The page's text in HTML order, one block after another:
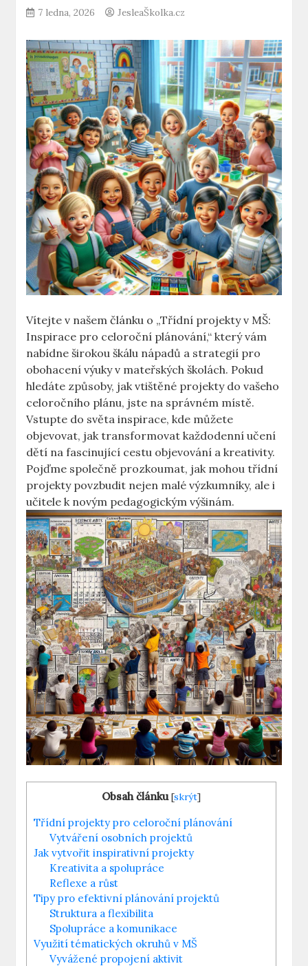
7 ledna, 2026 JesleaŠkolka.cz
Vítejte v našem článku o „Třídní projekty v MŠ:
Inspirace pro celoroční plánování,“ který vám
nabídne širokou škálu nápadů a strategií pro
obohacení výuky v mateřských školách. Pokud
hledáte způsoby, jak vtištěné projekty do vašeho
celoročního plánu, jste na správném místě.
Vstupte do světa inspirace, kde můžete
objevovat, jak transformovat každodenní učení
dětí na fascinující cestu objevování a kreativity.
Pojďme společně prozkoumat, jak mohou třídní
projekty povzbudit nejen malé výzkumníky, ale i
učitele k novým pedagogickým výšinám.
Obsah článku [skrýt]
Třídní projekty pro celoroční plánování
Vytváření osobních projektů
Jak vytvořit inspirativní projekty
Kreativita a spolupráce
Reflexe a růst
Tipy pro efektivní plánování projektů
Struktura a flexibilita
Spolupráce a komunikace
Využití tématických okruhů v MŠ
Vyvážené propojení aktivit